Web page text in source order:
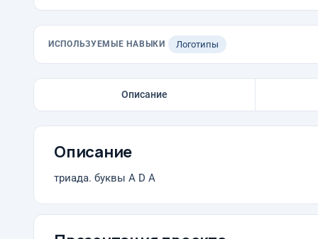
ИСПОЛЬЗУЕМЫЕ НАВЫКИ Логотипы
Описание
Описание
триада. буквы A D A